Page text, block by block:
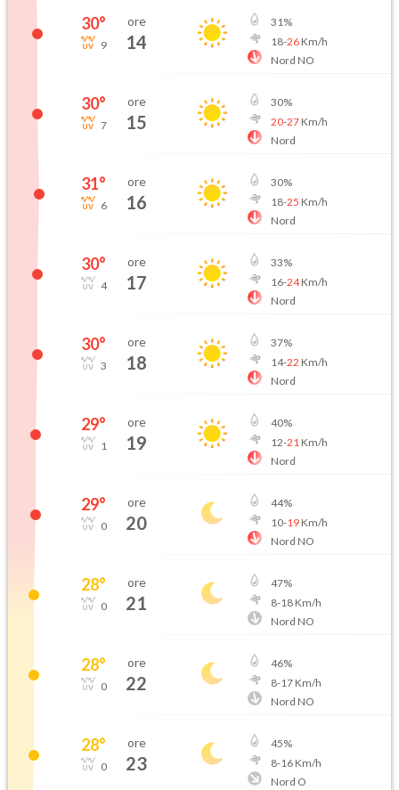
30°
9
ore
14
31%
18-26Km/h
Nord NO
30°
7
ore
15
30%
20-27Km/h
Nord
31°
6
ore
16
30%
18-25 Km/h
Nord
30°
4
ore
17
33%
16-24Km/h
Nord
30°
3
ore
18
37%
14-22 Km/h
Nord
29°
1
ore
19
40%
12-21 Km/h
Nord
29°
0
ore
20
44%
10-19Km/h
Nord NO
28°
0
ore
21
47%
8-18Km/h
Nord NO
28°
0
ore
22
46%
8-17Km/h
Nord NO
28°
0
ore
23
45%
8-16Km/h
Nord O